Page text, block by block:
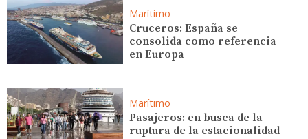
Marítimo
Cruceros: España se
consolida como referencia
en Europa
Marítimo
Pasajeros: en busca de la
ruptura de la estacionalidad